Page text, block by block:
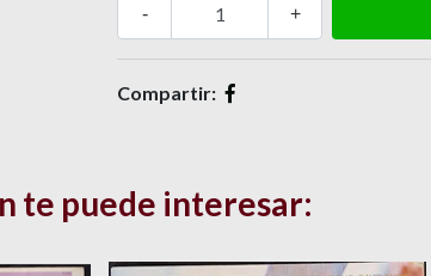
+
-
Compartir:
te puede interesar: